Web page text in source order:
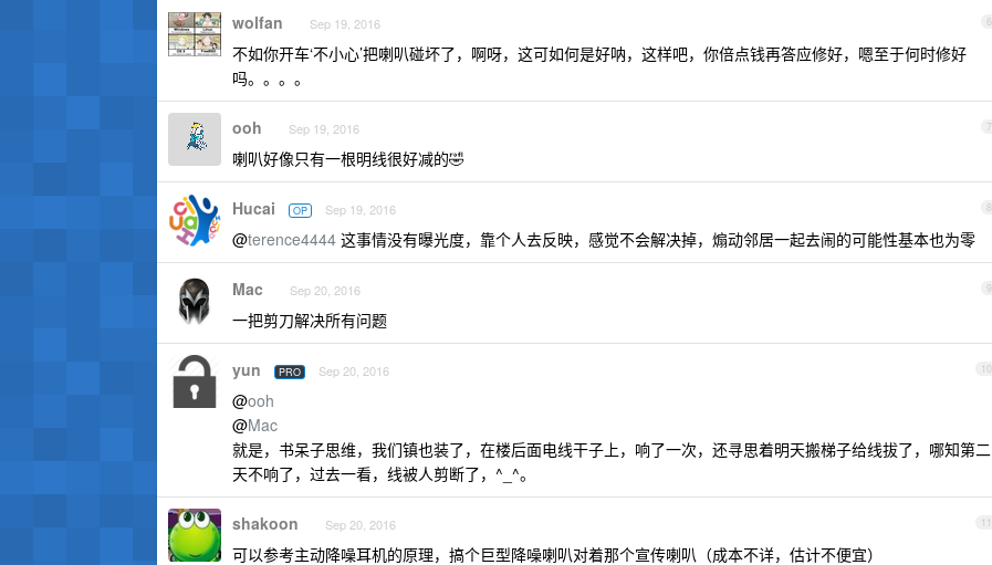
6
wolfan Sep 19, 2016
不如你开车‘不小心’把喇叭碰坏了，啊呀，这可如何是好呐，这样吧，你倍点钱再答应修好，嗯至于何时修好
吗。。。。
7
ooh Sep 19, 2016
喇叭好像只有一根明线很好减的🤣
8
Hucai OP Sep 19, 2016
@terence4444 这事情没有曝光度，靠个人去反映，感觉不会解决掉，煽动邻居一起去闹的可能性基本也为零
9
Mac Sep 20, 2016
一把剪刀解决所有问题
10
yun PRO Sep 20, 2016
@ooh
@Mac
就是，书呆子思维，我们镇也装了，在楼后面电线干子上，响了一次，还寻思着明天搬梯子给线拔了，哪知第二
天不响了，过去一看，线被人剪断了，^_^。
11
shakoon Sep 20, 2016
可以参考主动降噪耳机的原理，搞个巨型降噪喇叭对着那个宣传喇叭（成本不详，估计不便宜）